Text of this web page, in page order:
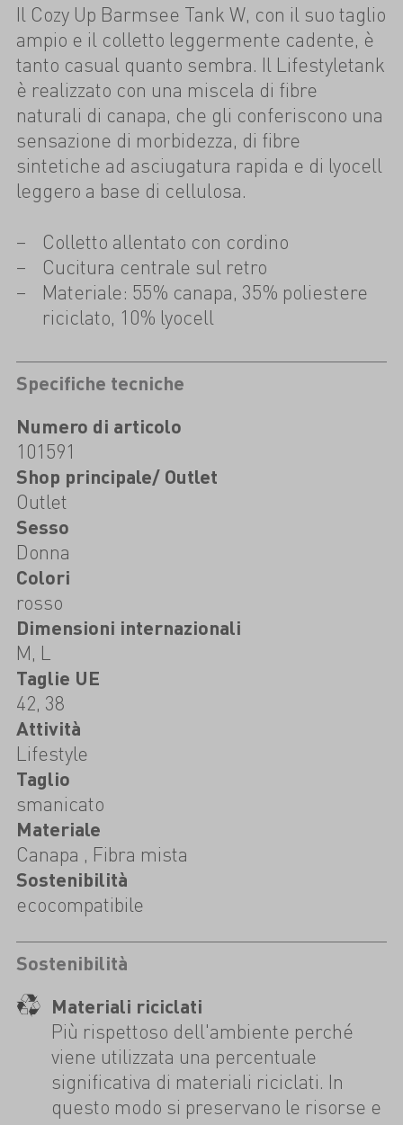
Il Cozy Up Barmsee Tank W, con il suo taglio
ampio e il colletto leggermente cadente, è
tanto casual quanto sembra. Il Lifestyletank
è realizzato con una miscela di fibre
naturali di canapa, che gli conferiscono una
sensazione di morbidezza, di fibre
sintetiche ad asciugatura rapida e di lyocell
leggero a base di cellulosa.
Colletto allentato con cordino
Cucitura centrale sul retro
Materiale: 55% canapa, 35% poliestere
riciclato, 10% lyocell
Specifiche tecniche
Numero di articolo
101591
Shop principale/ Outlet
Outlet
Sesso
Donna
Colori
rosso
Dimensioni internazionali
M, L
Taglie UE
42, 38
Attività
Lifestyle
Taglio
smanicato
Materiale
Canapa , Fibra mista
Sostenibilità
ecocompatibile
Sostenibilità
Materiali riciclati
Più rispettoso dell'ambiente perché
viene utilizzata una percentuale
significativa di materiali riciclati. In
questo modo si preservano le risorse e